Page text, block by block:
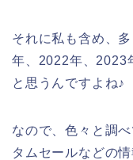
それに私も含め、
年、2022年、2023
と思うんですよね♪
なので、色々と調
タムセールなどの